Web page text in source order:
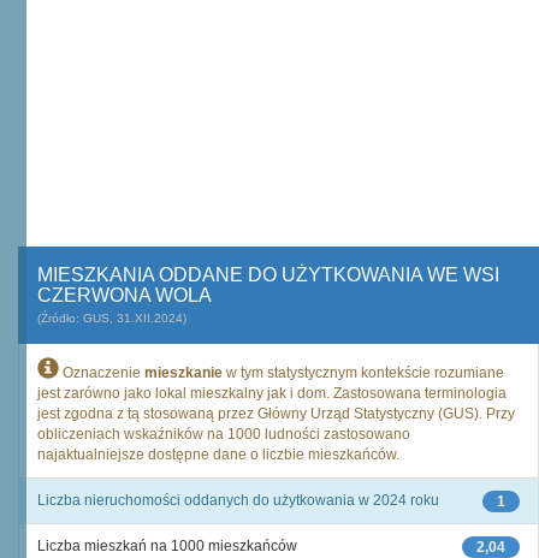
MIESZKANIA ODDANE DO UŻYTKOWANIA WE WSI
CZERWONA WOLA
(Źródło: GUS, 31.XII.2024)
Oznaczenie mieszkanie w tym statystycznym kontekście rozumiane
jest zarówno jako lokal mieszkalny jak i dom. Zastosowana terminologia
jest zgodna z tą stosowaną przez Główny Urząd Statystyczny (GUS). Przy
obliczeniach wskaźników na 1000 ludności zastosowano
najaktualniejsze dostępne dane o liczbie mieszkańców.
1
Liczba nieruchomości oddanych do użytkowania w 2024 roku
2,04
Liczba mieszkań na 1000 mieszkańców